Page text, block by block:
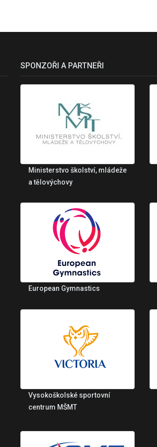
SPONZOŘI A PARTNEŘI
Ministerstvo školství, mládeže
a tělovýchovy
European Gymnastics
Vysokoškolské sportovní
centrum MŠMT